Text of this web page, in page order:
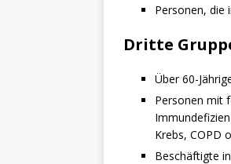
Personen, die
Dritte
Über 60-
Personen mit
Krebs, COPD
Beschäftigte